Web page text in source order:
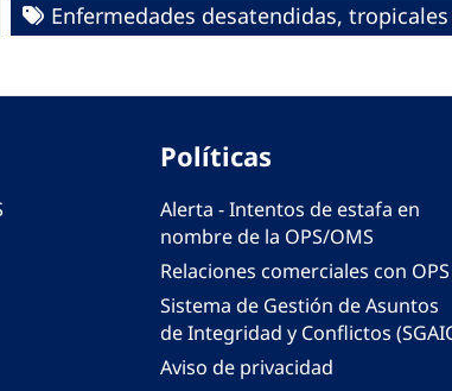
Enfermedades desatendidas,
Políticas
Alerta - Intentos de estafa en
nombre de la OPS/OMS
Relaciones comerciales con OPS
Sistema de Gestión de Asuntos
de Integridad y Conflictos
Aviso de privacidad